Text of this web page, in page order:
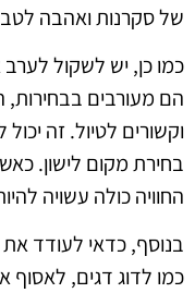
של סקרנות ואהבה
כמו כן, יש לשקול
הם מעורבים בבחירות,
וקשורים לטיול. זה
בחירת מקום לישון.
החוויה כולה עשויה
בנוסף, כדאי לעודד
כמו לדוג דגים, לאסוף